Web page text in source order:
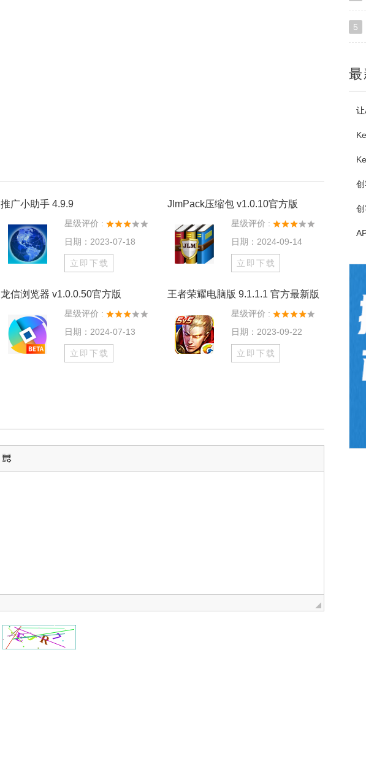
推广小助手 4.9.9
星级评价 :
日期：2023-07-18
立即下载
JlmPack压缩包 v1.0.10官方版
星级评价 :
日期：2024-09-14
立即下载
龙信浏览器 v1.0.0.50官方版
星级评价 :
日期：2024-07-13
立即下载
王者荣耀电脑版 9.1.1.1 官方最新版
星级评价 :
日期：2023-09-22
立即下载
5
最
让AI